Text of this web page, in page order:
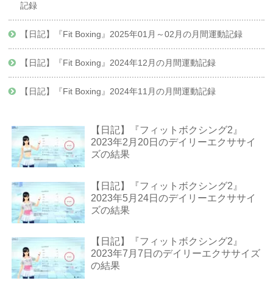
記録
【日記】『Fit Boxing』2025年01月～02月の月間運動記録
【日記】『Fit Boxing』2024年12月の月間運動記録
【日記】『Fit Boxing』2024年11月の月間運動記録
【日記】『フィットボクシング2』
2023年2月20日のデイリーエクササイ
ズの結果
【日記】『フィットボクシング2』
2023年5月24日のデイリーエクササイ
ズの結果
【日記】『フィットボクシング2』
2023年7月7日のデイリーエクササイズ
の結果